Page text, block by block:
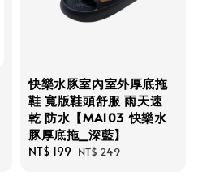
快樂水豚室內室外厚底拖
鞋 寬版鞋頭舒服 雨天速
乾 防水【MA103 快樂水
豚厚底拖_深藍】
Sale
NT$ 199 Regular
NT$ 249